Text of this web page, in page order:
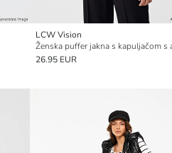
LCW Vision
26.95 EUR